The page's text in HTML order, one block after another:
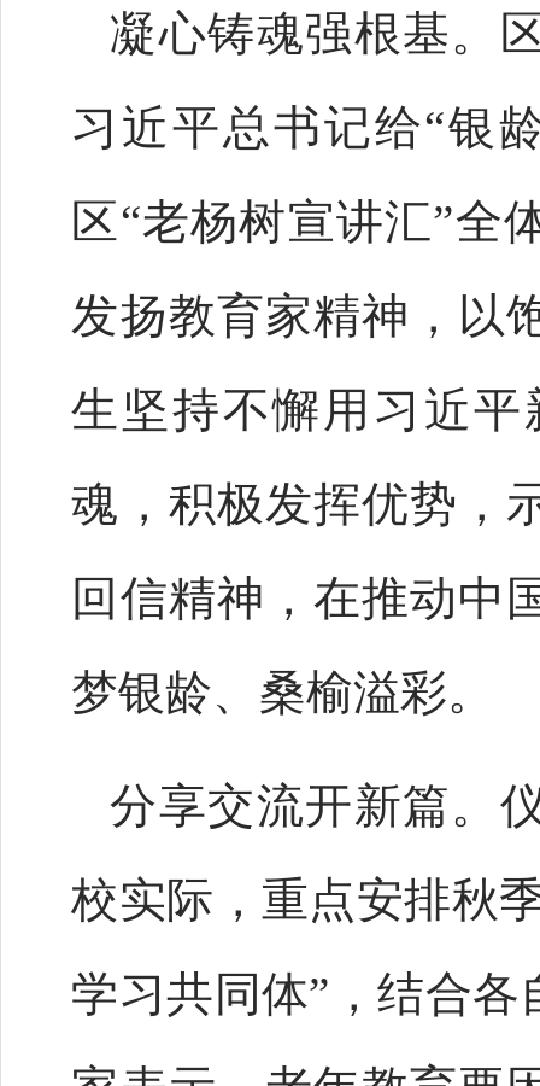
凝心铸魂强根基。
习近平总书记给“银
区“老杨树宣讲汇”全
发扬教育家精神，以
生坚持不懈用习近
魂，积极发挥优势，
回信精神，在推动中
梦银龄、桑榆溢彩。
分享交流开新篇。
校实际，重点安排秋
学习共同体”，结合